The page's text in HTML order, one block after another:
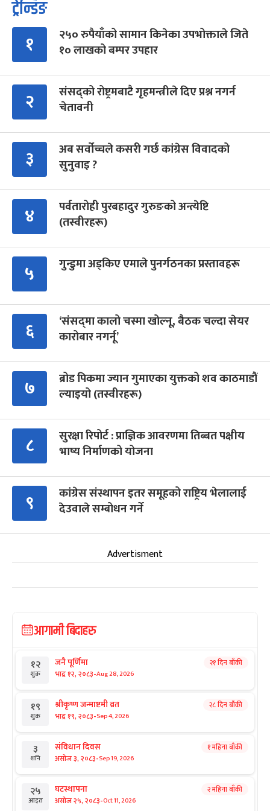
ट्रेन्डिङ
१
२५० रुपैयाँको सामान किनेका उपभोक्ताले जिते
१० लाखको बम्पर उपहार
२
संसद्को रोष्ट्रमबाटै गृहमन्त्रीले दिए प्रश्न नगर्न
चेतावनी
३
अब सर्वोच्चले कसरी गर्छ कांग्रेस विवादको
सुनुवाइ ?
४
पर्वतारोही पुरबहादुर गुरुङको अन्त्येष्टि
(तस्वीरहरू)
५ गुन्डुमा अड्किए एमाले पुनर्गठनका प्रस्तावहरू
६
‘संसद्‍मा कालो चस्मा खोल्नू, बैठक चल्दा सेयर
कारोबार नगर्नू’
७
ब्रोड पिकमा ज्यान गुमाएका युक्तको शव काठमाडौं
ल्याइयो (तस्वीरहरू)
८
सुरक्षा रिपोर्ट : प्राज्ञिक आवरणमा तिब्बत पक्षीय
भाष्य निर्माणको योजना
९
कांग्रेस संस्थापन इतर समूहको राष्ट्रिय भेलालाई
देउवाले सम्बोधन गर्ने
Advertisment
आगामी बिदाहरु
१२
शुक्र
जनै पूर्णिमा
भाद्र १२, २०८३-Aug 28, 2026
२१ दिन बाँकी
१९
शुक्र
श्रीकृष्ण जन्माष्टमी व्रत
भाद्र १९, २०८३-Sep 4, 2026
२८ दिन बाँकी
३
शनि
संविधान दिवस
असोज ३, २०८३-Sep 19, 2026
१ महिना बाँकी
२५
आइत
घटस्थापना
असोज २५, २०८३-Oct 11, 2026
२ महिना बाँकी